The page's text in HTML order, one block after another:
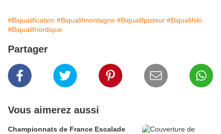
#Biqualification #Biqualifmontagne #Biqualifpisteur #Biqualifski
#Biqualifnordique
Partager
Vous aimerez aussi
Championnats de France Escalade